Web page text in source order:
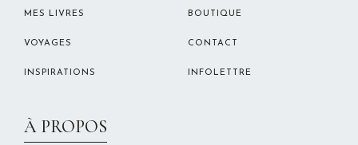
MES LIVRES
VOYAGES
INSPIRATIONS
BOUTIQUE
CONTACT
INFOLETTRE
À PROPOS